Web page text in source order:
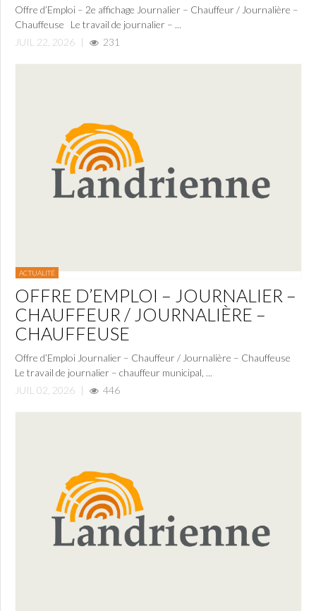
Offre d’Emploi – 2e affichage Journalier – Chauffeur / Journalière –
Chauffeuse Le travail de journalier – ...
JUIL 22, 2026 | 231
ACTUALITÉ
OFFRE D’EMPLOI – JOURNALIER –
CHAUFFEUR / JOURNALIÈRE –
CHAUFFEUSE
Offre d’Emploi Journalier – Chauffeur / Journalière – Chauffeuse
Le travail de journalier – chauffeur municipal, ...
JUIL 02, 2026 | 446